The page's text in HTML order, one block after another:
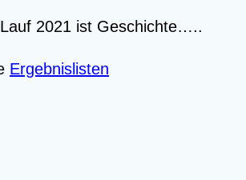
2021 ist Geschichte…..
Ergebnislisten